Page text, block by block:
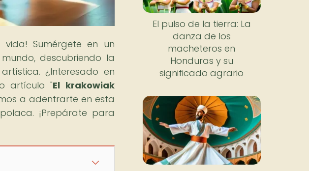
Sumérgete en un
descubriendo la
¿Interesado en
artículo "El krakowiak
a adentrarte en esta
¡Prepárate para
El pulso de la tierra: La
danza de los
macheteros en
Honduras y su
significado agrario